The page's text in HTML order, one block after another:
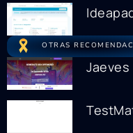
OTRAS
Jaeves